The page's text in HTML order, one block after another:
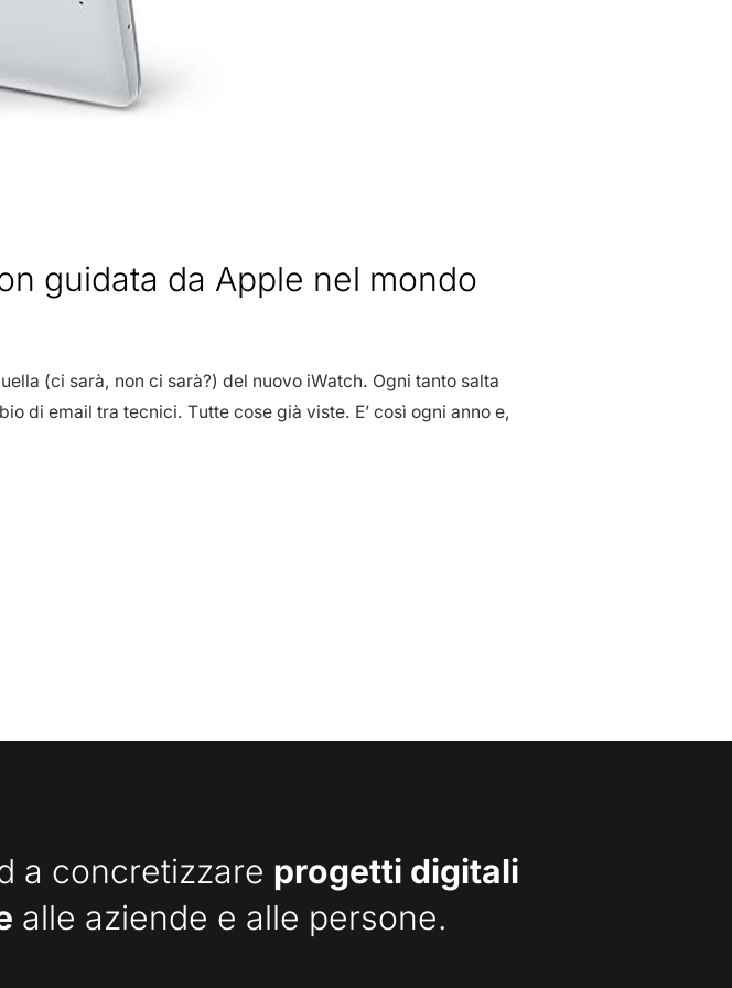
guidata da Apple nel mondo
(ci sarà, non ci sarà?) del nuovo iWatch. Ogni tanto salta
di email tra tecnici. Tutte cose già viste. E’ così ogni anno e,
a concretizzare progetti digitali
alle aziende e alle persone.